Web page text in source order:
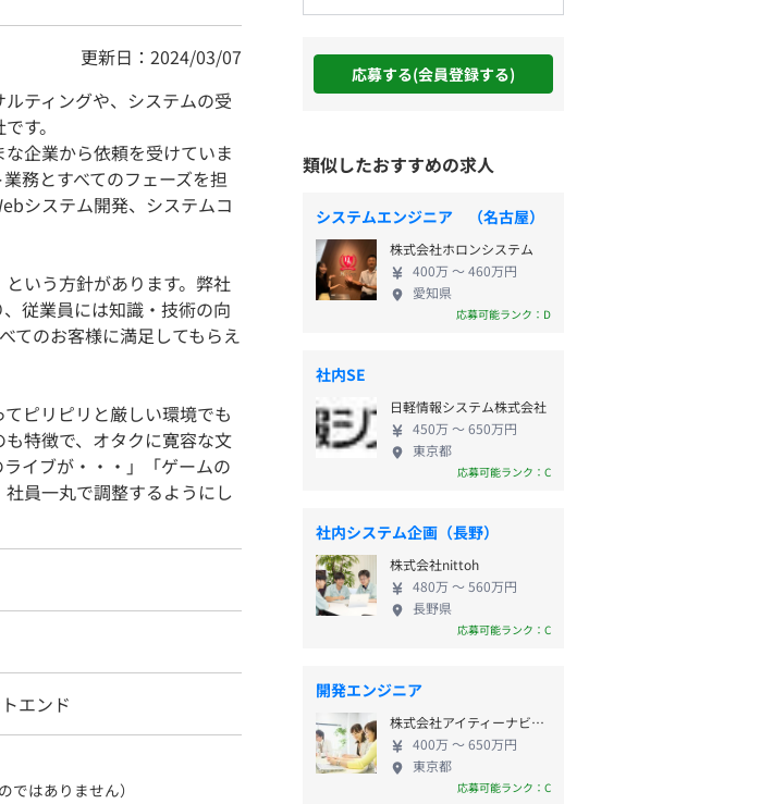
更新日：2024/03/07
ティングや、システムの受
す。
企業から依頼を受けていま
務とすべてのフェーズを担
システム開発、システムコ
いう方針があります。弊社
従業員には知識・技術の向
てのお客様に満足してもらえ
ピリピリと厳しい環境でも
特徴で、オタクに寛容な文
イブが・・・」「ゲームの
員一丸で調整するようにし
エンド
ではありません）
応募する(会員登録する)
類似したおすすめの求人
システムエンジニア （名古屋）
株式会社ホロンシステム
400万 〜 460万円
愛知県
応募可能ランク：D
社内SE
日軽情報システム株式会社
450万 〜 650万円
東京都
応募可能ランク：C
社内システム企画（長野）
株式会社nittoh
480万 〜 560万円
長野県
応募可能ランク：C
開発エンジニア
株式会社アイティーナビゲート
400万 〜 650万円
東京都
応募可能ランク：C